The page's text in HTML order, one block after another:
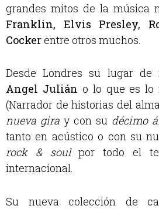
grandes mitos de la música
Franklin, Elvis Presley,
Cockerentre otros muchos.
Desde Londres su lugar de
Angel Julián o lo que es lo
(Narrador de historias del
nueva gira y con su décimo
tanto en acústico o con su
rock & soulpor todo el
internacional.
Su nueva colección de